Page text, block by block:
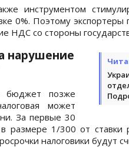
инструментом
0%. Поэтому
НДС со стороны
нарушение
бюджет позже
может
За первые 30
размере 1/300 от
налоговики будут